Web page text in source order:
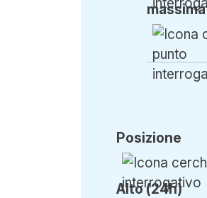
massima
Posizione
Alto (24h)